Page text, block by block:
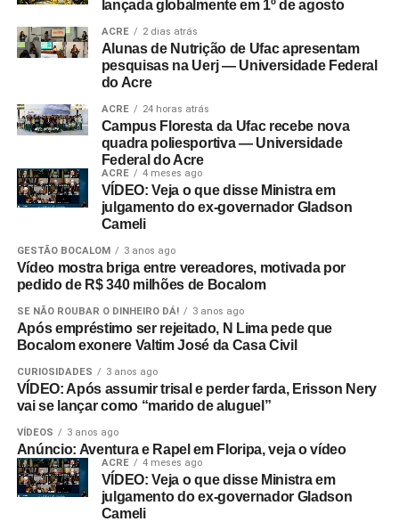
lançada globalmente em 1º de agosto
ACRE 2 dias atrás
Alunas de Nutrição de Ufac apresentam
pesquisas na Uerj — Universidade Federal
do Acre
ACRE 24 horas atrás
Campus Floresta da Ufac recebe nova
quadra poliesportiva — Universidade
Federal do Acre
ACRE 4 meses ago
VÍDEO: Veja o que disse Ministra em
julgamento do ex-governador Gladson
Cameli
GESTÃO BOCALOM 3 anos ago
Vídeo mostra briga entre vereadores, motivada por
pedido de R$ 340 milhões de Bocalom
SE NÃO ROUBAR O DINHEIRO DÁ! 3 anos ago
Após empréstimo ser rejeitado, N Lima pede que
Bocalom exonere Valtim José da Casa Civil
CURIOSIDADES 3 anos ago
VÍDEO: Após assumir trisal e perder farda, Erisson Nery
vai se lançar como “marido de aluguel”
VÍDEOS 3 anos ago
Anúncio: Aventura e Rapel em Floripa, veja o vídeo
ACRE 4 meses ago
VÍDEO: Veja o que disse Ministra em
julgamento do ex-governador Gladson
Cameli